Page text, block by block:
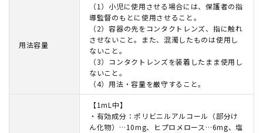
用法容量
（1）小児に使用させる場合には、保護者の指
導監督のもとに使用させること。
（2）容器の先をコンタクトレンズ、指に触れ
させないこと。また、混濁したものは使用し
ないこと。
（3）コンタクトレンズを装着したまま使用し
ないこと。
（4）用法・容量を厳守すること。
【1mL中】
・有効成分：ポリビニルアルコール（部分け
ん化物）…10mg、ヒプロメロース…6mg、塩